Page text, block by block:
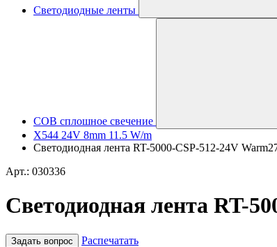
Светодиодные ленты
COB сплошное свечение
X544 24V 8mm 11.5 W/m
Светодиодная лента RT-5000-CSP-512-24V
Арт.: 030336
Светодиодная лента RT-
Задать вопрос
Распечатать